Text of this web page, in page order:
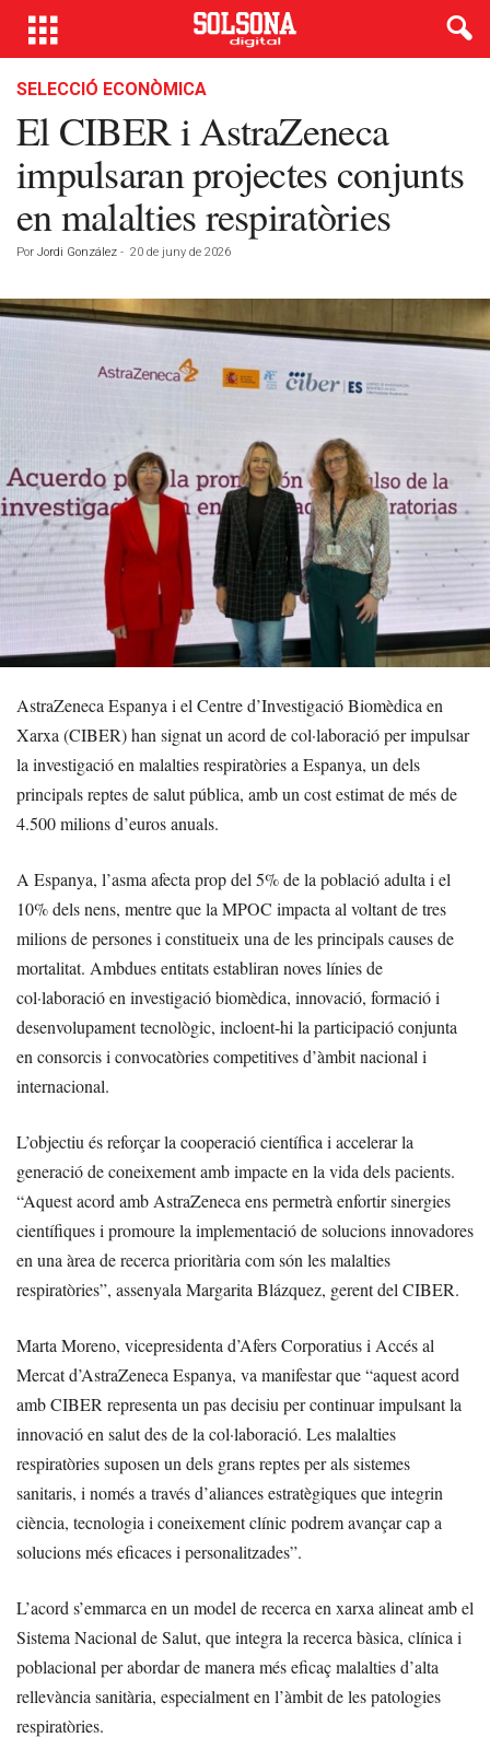
SELECCIÓ ECONÒMICA
El CIBER i AstraZeneca
impulsaran projectes conjunts
en malalties respiratòries
Por Jordi González - 20 de juny de 2026
AstraZeneca Espanya i el Centre d’Investigació Biomèdica en
Xarxa (CIBER) han signat un acord de col·laboració per impulsar
la investigació en malalties respiratòries a Espanya, un dels
principals reptes de salut pública, amb un cost estimat de més de
4.500 milions d’euros anuals.
A Espanya, l’asma afecta prop del 5% de la població adulta i el
10% dels nens, mentre que la MPOC impacta al voltant de tres
milions de persones i constitueix una de les principals causes de
mortalitat. Ambdues entitats establiran noves línies de
col·laboració en investigació biomèdica, innovació, formació i
desenvolupament tecnològic, incloent-hi la participació conjunta
en consorcis i convocatòries competitives d’àmbit nacional i
internacional.
L’objectiu és reforçar la cooperació científica i accelerar la
generació de coneixement amb impacte en la vida dels pacients.
“Aquest acord amb AstraZeneca ens permetrà enfortir sinergies
científiques i promoure la implementació de solucions innovadores
en una àrea de recerca prioritària com són les malalties
respiratòries”, assenyala Margarita Blázquez, gerent del CIBER.
Marta Moreno, vicepresidenta d’Afers Corporatius i Accés al
Mercat d’AstraZeneca Espanya, va manifestar que “aquest acord
amb CIBER representa un pas decisiu per continuar impulsant la
innovació en salut des de la col·laboració. Les malalties
respiratòries suposen un dels grans reptes per als sistemes
sanitaris, i només a través d’aliances estratègiques que integrin
ciència, tecnologia i coneixement clínic podrem avançar cap a
solucions més eficaces i personalitzades”.
L’acord s’emmarca en un model de recerca en xarxa alineat amb el
Sistema Nacional de Salut, que integra la recerca bàsica, clínica i
poblacional per abordar de manera més eficaç malalties d’alta
rellevància sanitària, especialment en l’àmbit de les patologies
respiratòries.